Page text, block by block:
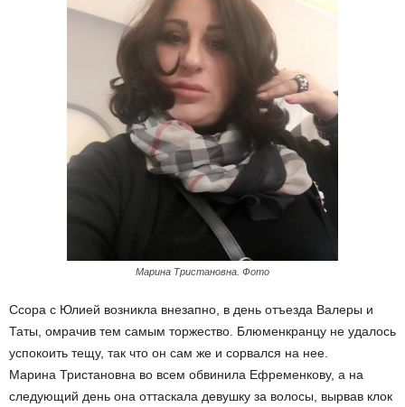
Марина Тристановна. Фото
Ссора с Юлией возникла внезапно, в день отъезда Валеры и
Таты, омрачив тем самым торжество. Блюменкранцу не удалось
успокоить тещу, так что он сам же и сорвался на нее.
Марина Тристановна во всем обвинила Ефременкову, а на
следующий день она оттаскала девушку за волосы, вырвав клок